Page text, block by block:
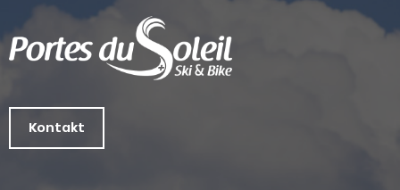
Kontakt